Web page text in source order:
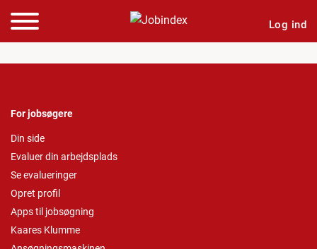
Log ind
For jobsøgere
Din side
Evaluer din arbejdsplads
Se evalueringer
Opret profil
Apps til jobsøgning
Kaares Klumme